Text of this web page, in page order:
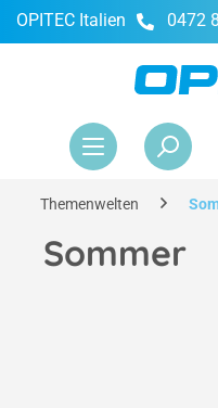
springen
OPITEC Italien 0472
Themenwelten
Sommer